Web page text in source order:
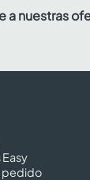
a nuestras
Easy
pedido